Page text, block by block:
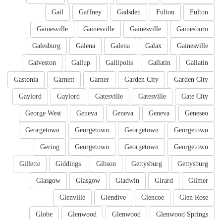
Fulton
Fulton
Gadsden
Gaffney
Gail
Gainesboro
Gainesville
Gainesville
Gainesville
Gainesville
Galax
Galena
Galena
Galesburg
Gallatin
Gallatin
Gallipolis
Gallup
Galveston
Garden City
Garden City
Garner
Garnett
Gastonia
Gate City
Gatesville
Gatesville
Gaylord
Gaylord
Geneseo
Geneva
Geneva
Geneva
George West
Georgetown
Georgetown
Georgetown
Georgetown
Georgetown
Georgetown
Georgetown
Gering
Gettysburg
Gettysburg
Gibson
Giddings
Gillette
Gilmer
Girard
Gladwin
Glasgow
Glasgow
Glen Rose
Glencoe
Glendive
Glenville
Glenwood Springs
Glenwood
Glenwood
Globe